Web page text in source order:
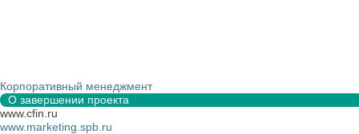
Корпоративный менеджмент
О завершении проекта
www.cfin.ru
www.marketing.spb.ru